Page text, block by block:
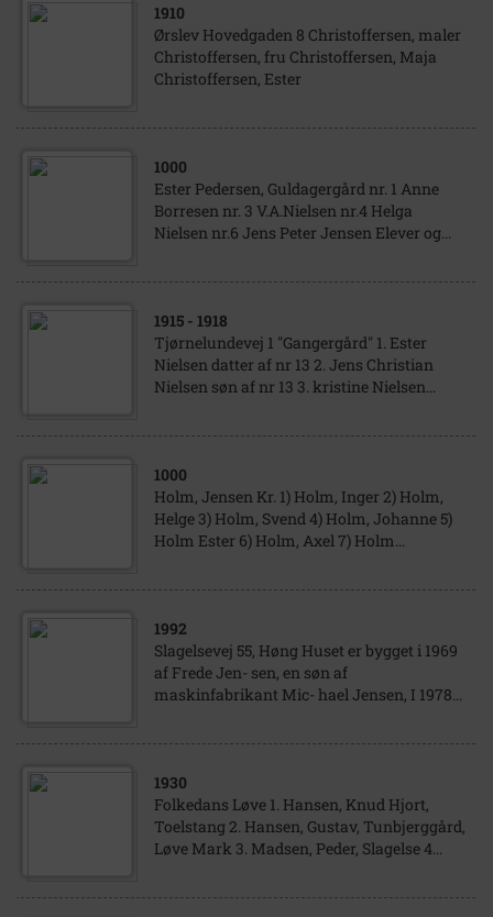
1910
Ørslev Hovedgaden 8 Christoffersen, maler
Christoffersen, fru Christoffersen, Maja
Christoffersen, Ester
1000
Ester Pedersen, Guldagergård nr. 1 Anne
Borresen nr. 3 V.A.Nielsen nr.4 Helga
Nielsen nr.6 Jens Peter Jensen Elever og...
1915 - 1918
Tjørnelundevej 1 "Gangergård" 1. Ester
Nielsen datter af nr 13 2. Jens Christian
Nielsen søn af nr 13 3. kristine Nielsen...
1000
Holm, Jensen Kr. 1) Holm, Inger 2) Holm,
Helge 3) Holm, Svend 4) Holm, Johanne 5)
Holm Ester 6) Holm, Axel 7) Holm...
1992
Slagelsevej 55, Høng Huset er bygget i 1969
af Frede Jen- sen, en søn af
maskinfabrikant Mic- hael Jensen, I 1978...
1930
Folkedans Løve 1. Hansen, Knud Hjort,
Toelstang 2. Hansen, Gustav, Tunbjerggård,
Løve Mark 3. Madsen, Peder, Slagelse 4...